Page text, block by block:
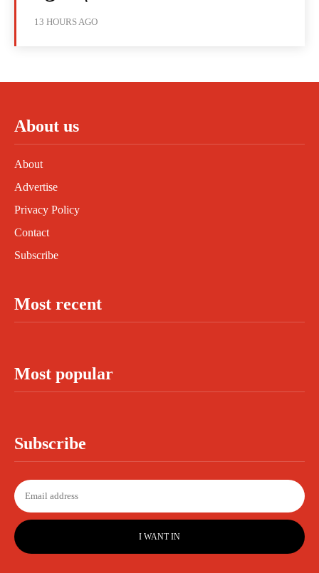
13 HOURS AGO
About us
About
Advertise
Privacy Policy
Contact
Subscribe
Most recent
Most popular
Subscribe
I WANT IN